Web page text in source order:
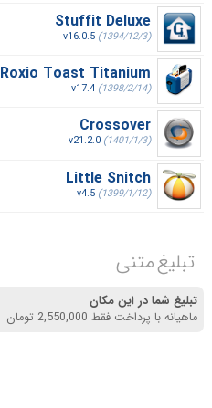
Stuffit Deluxe
v16.0.5 (1394/12/3)
Roxio Toast Titanium
v17.4 (1398/2/14)
Crossover
v21.2.0 (1401/1/3)
Little Snitch
v4.5 (1399/1/12)
تبلیغ متنی
تبلیغ شما در این مکان
ماهیانه با پرداخت فقط 2,550,000 تومان